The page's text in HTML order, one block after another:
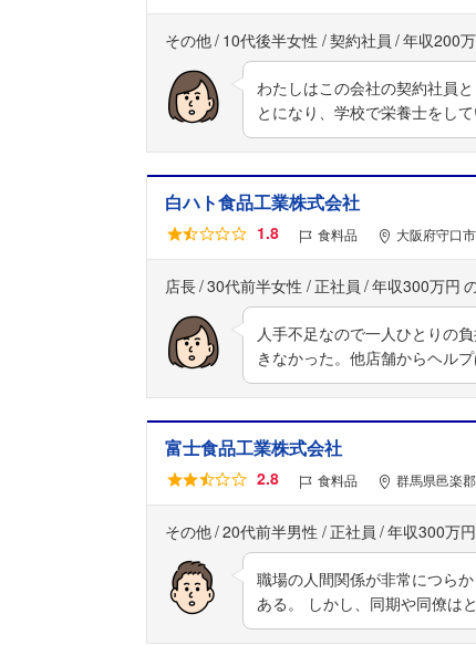
その他 10代後半女性 契約社員 年収200
わたしはこの会社の契約社員
とになり、学校で栄養士をし
白ハト食品工業株式会社
1.8 食料品 大阪府守口
店長 30代前半女性 正社員 年収300万円
人手不足なので一人ひとりの
きなかった。他店舗からヘル
富士食品工業株式会社
2.8 食料品 群馬県邑楽
その他 20代前半男性 正社員 年収300万円
職場の人間関係が非常につら
ある。 しかし、同期や同僚は